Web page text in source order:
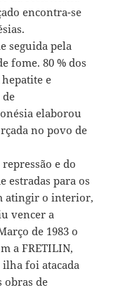
encontra-se
seguida pela
fome. 80 % dos
e
elaborou
no povo de
e do
estradas para os
atingir o interior,
vencer a
de 1983 o
a FRETILIN,
ilha foi atacada
obras de